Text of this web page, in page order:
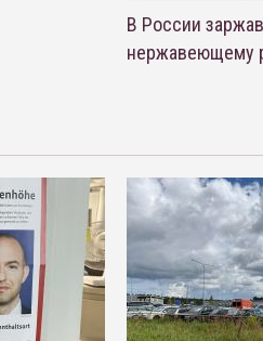
В России
нержавеющему